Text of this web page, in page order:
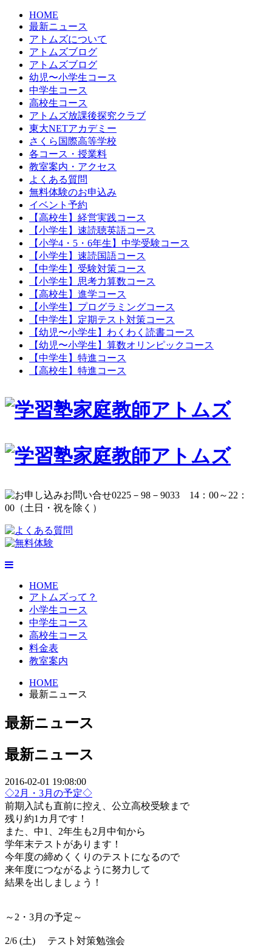
HOME
最新ニュース
アトムズについて
アトムズブログ
アトムズブログ
幼児〜小学生コース
中学生コース
高校生コース
アトムズ放課後探究クラブ
東大NETアカデミー
さくら国際高等学校
各コース・授業料
教室案内・アクセス
よくある質問
無料体験のお申込み
イベント予約
【高校生】経営実践コース
【小学生】速読聴英語コース
【小学4・5・6年生】中学受験コース
【小学生】速読国語コース
【中学生】受験対策コース
【小学生】思考力算数コース
【高校生】進学コース
【小学生】プログラミングコース
【中学生】定期テスト対策コース
【幼児〜小学生】わくわく読書コース
【幼児〜小学生】算数オリンピックコース
【中学生】特進コース
【高校生】特進コース
HOME
アトムズって？
小学生コース
中学生コース
高校生コース
料金表
教室案内
HOME
最新ニュース
最新ニュース
最新ニュース
2016-02-01 19:08:00
◇2月・3月の予定◇
前期入試も直前に控え、公立高校受験まで
残り約1カ月です！
また、中1、2年生も2月中旬から
学年末テストがあります！
今年度の締めくくりのテストになるので
来年度につながるように努力して
結果を出しましょう！
～2・3月の予定～
2/6 (土) テスト対策勉強会